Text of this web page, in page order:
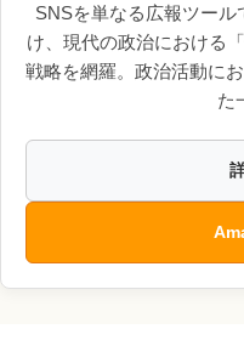
SNSを単なる広報ツー
け、現代の政治における
戦略を網羅。政治活動に
た